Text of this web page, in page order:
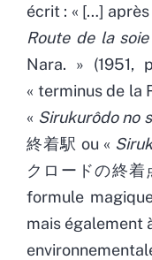
écrit : « […]
Route de la soie
Nara. » (1951,
« terminus de la
« Sirukurôdo no
終着駅 ou «
クロードの終着
formule
mais également